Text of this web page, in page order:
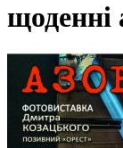
щоденні